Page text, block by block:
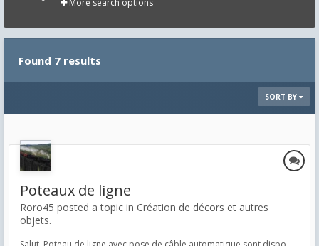
More search options
Found 7 results
SORT BY
Poteaux de ligne
Roro45 posted a topic in Création de décors et autres
objets.